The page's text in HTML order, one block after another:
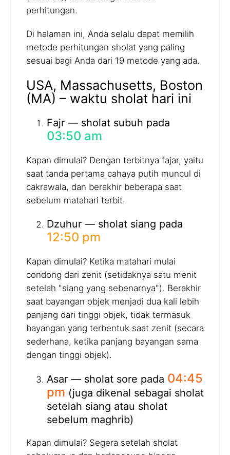
perhitungan.
Di halaman ini, Anda selalu dapat memilih
metode perhitungan sholat yang paling
sesuai bagi Anda dari 19 metode yang ada.
USA, Massachusetts, Boston
(MA) – waktu sholat hari ini
Fajr — sholat subuh pada
03:50 am
Kapan dimulai? Dengan terbitnya fajar, yaitu
saat tanda pertama cahaya putih muncul di
cakrawala, dan berakhir beberapa saat
sebelum matahari terbit.
Dzuhur — sholat siang pada
12:50 pm
Kapan dimulai? Ketika matahari mulai
condong dari zenit (setidaknya satu menit
setelah "siang yang sebenarnya"). Berakhir
saat bayangan objek menjadi dua kali lebih
panjang dari tinggi objek, tidak termasuk
bayangan yang terbentuk saat zenit (secara
sederhana, ketika panjang bayangan sama
dengan tinggi objek).
Asar — sholat sore pada 04:45
pm (juga dikenal sebagai sholat
setelah siang atau sholat
sebelum maghrib)
Kapan dimulai? Segera setelah sholat